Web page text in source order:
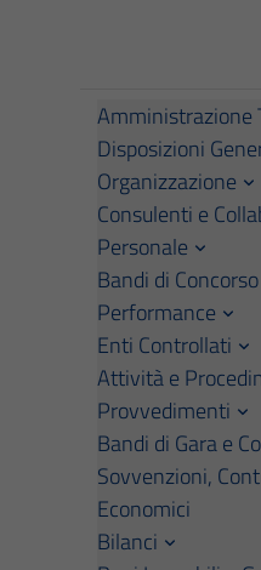
Amministrazione
Disposizioni
Organizzazione
Consulenti e
Personale
Bandi di Concorso
Performance
Enti Controllati
Attività e
Provvedimenti
Bandi di Gara e
Sovvenzioni,
Economici
Bilanci